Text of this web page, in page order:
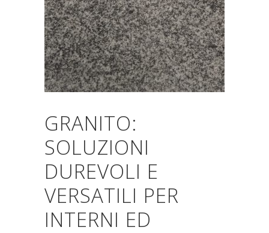
GRANITO:
SOLUZIONI
DUREVOLI E
VERSATILI PER
INTERNI ED